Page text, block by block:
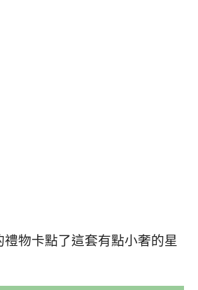
物卡點了這套有點小奢的星